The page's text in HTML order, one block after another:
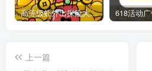
高等级虾外出探险大概率捡到现金红包、惊喜碎片、抽奖次数
上一篇